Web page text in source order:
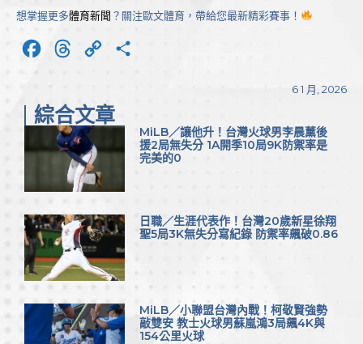
想掌握更多體育新聞 ？關注歐文體育，帶給您最新精彩賽事！
FacebookThreads
Copy
6 1 月, 2026
綜合文章
MiLB／讓他升！台灣火球男李晨薰後
援2局無失分 1A開季10局9K防禦率是
完美的0
日職／生涯代表作！台灣20歲新星徐翔
聖5局3K無失分寫紀錄 防禦率飆破0.86
MiLB／小聯盟台灣內戰！柯敬賢強勢
敲雙安 教士火球男蘇嵐鴻3局飆4K與
154公里火球